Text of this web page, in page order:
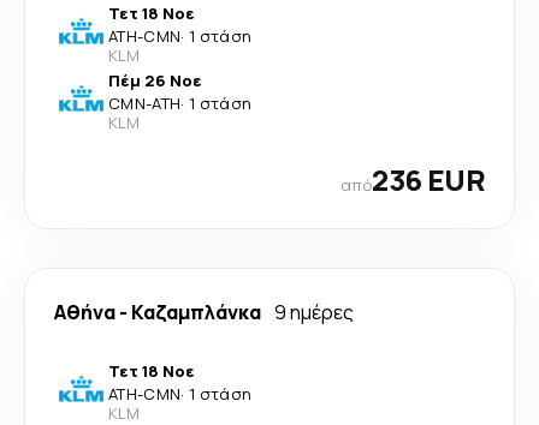
Τετ 18 Νοε
ATH-CMN· 1 στάση
KLM
Πέμ 26 Νοε
CMN-ATH· 1 στάση
KLM
από236 EUR
Αθήνα- Καζαμπλάνκα 9 ημέρες
Τετ 18 Νοε
ATH-CMN· 1 στάση
KLM